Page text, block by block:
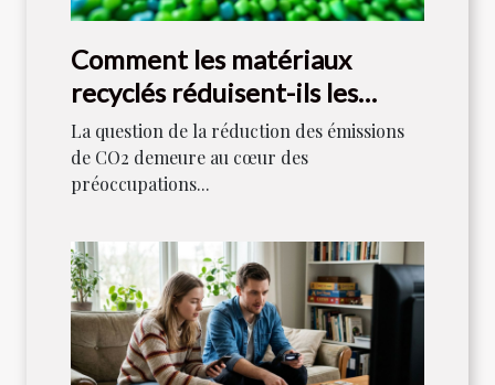
Comment les matériaux
recyclés réduisent-ils les
émissions de CO2 ?
La question de la réduction des émissions
de CO2 demeure au cœur des
préoccupations...